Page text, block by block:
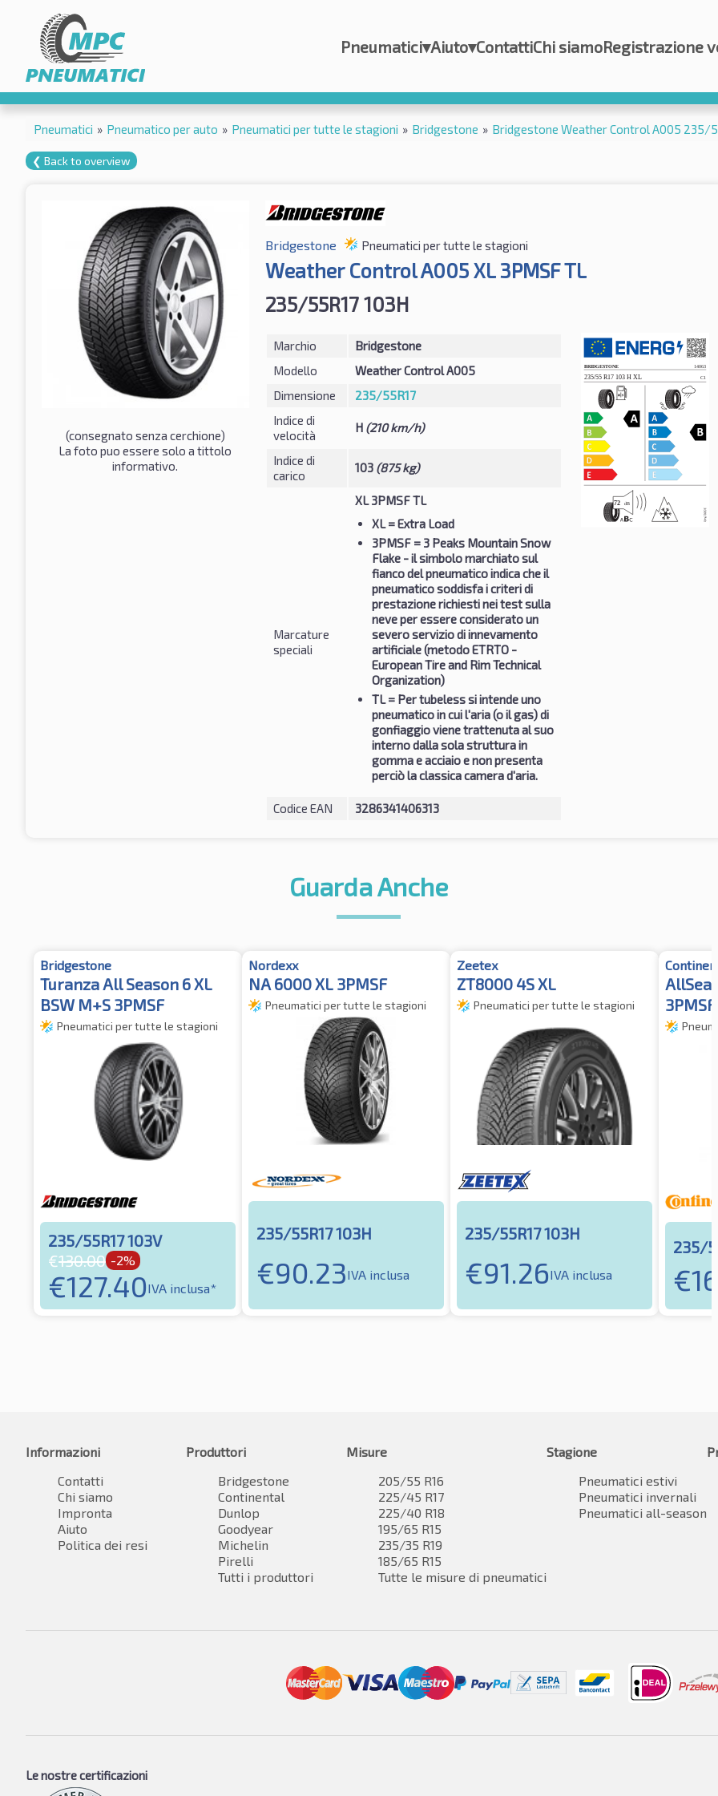
Pneumatici▾Aiuto▾ContattiChi siamoRegistrazione
Pneumatici » Pneumatico per auto » Pneumatici per tutte le stagioni » Bridgestone » Bridgestone Weather Control A005 235/
❮ Back to overview
(consegnato senza cerchione)
La foto puo essere solo a tittolo
informativo.
Bridgestone Pneumatici per tutte le stagioni
Weather Control A005 XL 3PMSF TL
235/55R17 103H
Marchio
Bridgestone
Modello
Weather Control A005
Dimensione
235/55R17
Indice di
velocità
H (210 km/h)
Indice di
carico
103 (875 kg)
Marcature
speciali
XL 3PMSF TL
XL= Extra Load
3PMSF= 3 Peaks Mountain Snow
Flake - il simbolo marchiato sul
fianco del pneumatico indica che il
pneumatico soddisfa i criteri di
prestazione richiesti nei test sulla
neve per essere considerato un
severo servizio di innevamento
artificiale (metodo ETRTO -
European Tire and Rim Technical
Organization)
TL= Per tubeless si intende uno
pneumatico in cui l'aria (o il gas) di
gonfiaggio viene trattenuta al suo
interno dalla sola struttura in
gomma e acciaio e non presenta
perciò la classica camera d'aria.
Codice EAN 3286341406313
Guarda Anche
Bridgestone
Turanza All Season 6 XL
BSW M+S 3PMSF
Pneumatici per tutte le stagioni
235/55R17 103V
€130.00 -2%
€127.40IVA inclusa*
Nordexx
NA 6000 XL 3PMSF
Pneumatici per tutte le stagioni
235/55R17 103H
€90.23IVA inclusa
Zeetex
ZT8000 4S XL
Pneumatici per tutte le stagioni
235/55R17 103H
€91.26IVA inclusa
3PMSF
235/
€
Informazioni
Contatti
Chi siamo
Impronta
Aiuto
Politica dei resi
Produttori
Bridgestone
Continental
Dunlop
Goodyear
Michelin
Pirelli
Tutti i produttori
Misure
205/55 R16
225/45 R17
225/40 R18
195/65 R15
235/35 R19
185/65 R15
Tutte le misure di pneumatici
Stagione
Pneumatici estivi
Pneumatici invernali
Pneumatici all-season
Le nostre certificazioni